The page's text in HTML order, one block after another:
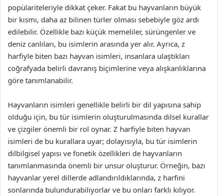
popülariteleriyle dikkat çeker. Fakat bu hayvanların büyük
bir kısmı, daha az bilinen türler olması sebebiyle göz ardı
edilebilir. Özellikle bazı küçük memeliler, sürüngenler ve
deniz canlıları, bu isimlerin arasında yer alır. Ayrıca, z
harfiyle biten bazı hayvan isimleri, insanlara ulaştıkları
coğrafyada belirli davranış biçimlerine veya alışkanlıklarına
göre tanımlanabilir.
Hayvanların isimleri genellikle belirli bir dil yapısına sahip
olduğu için, bu tür isimlerin oluşturulmasında dilsel kurallar
ve çizgiler önemli bir rol oynar. Z harfiyle biten hayvan
isimleri de bu kurallara uyar; dolayısıyla, bu tür isimlerin
dilbilgisel yapısı ve fonetik özellikleri de hayvanların
tanımlanmasında önemli bir unsur oluşturur. Örneğin, bazı
hayvanlar yerel dillerde adlandırıldıklarında, z harfini
sonlarında bulundurabiliyorlar ve bu onları farklı kılıyor.